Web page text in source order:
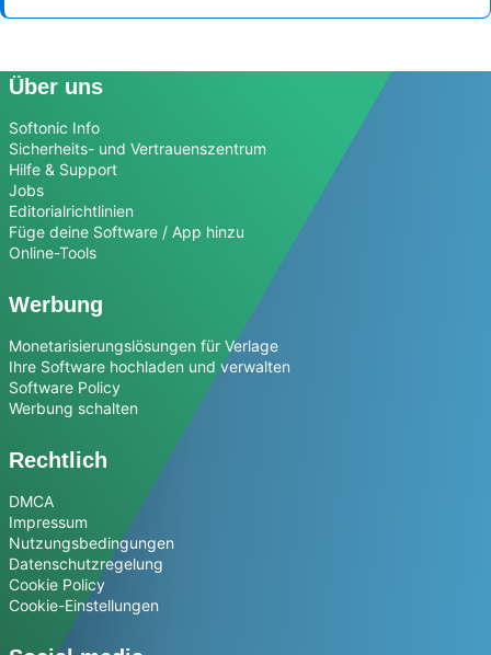
Über uns
Softonic Info
Sicherheits- und Vertrauenszentrum
Hilfe & Support
Jobs
Editorialrichtlinien
Füge deine Software / App hinzu
Online-Tools
Werbung
Monetarisierungslösungen für Verlage
Ihre Software hochladen und verwalten
Software Policy
Werbung schalten
Rechtlich
DMCA
Impressum
Nutzungsbedingungen
Datenschutzregelung
Cookie Policy
Cookie-Einstellungen